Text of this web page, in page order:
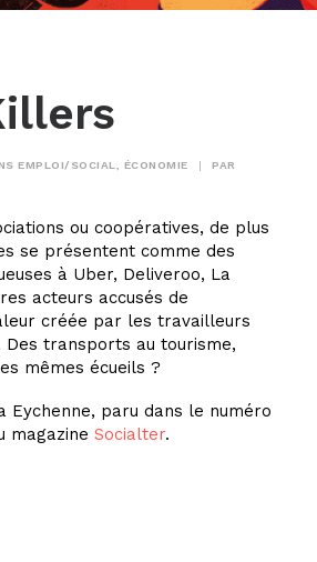
EMPLOI/SOCIAL ÉCONOMIE |
PAR
ou coopératives, de plus
se présentent comme des
à Uber, Deliveroo, La
acteurs accusés de
créée par les travailleurs
transports au tourisme,
mêmes écueils ?
Eychenne, paru dans le numéro
magazine Socialter.